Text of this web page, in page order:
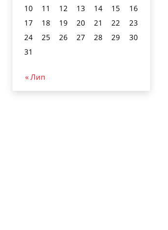
10
11 12 13 14 15
16
17
18 19 20 21 22
23
24
25 26 27 28 29
30
31
« Лип